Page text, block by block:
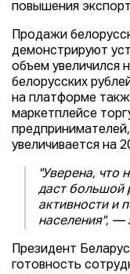
повышения
Продажи
демонстрируют
объем увеличился
белорусских
на платформе
маркетплейсе
увеличивается на
"Уверена, что
даст большой
активности и
населения", —
Президент
готовность